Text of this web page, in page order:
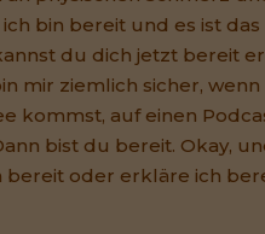
bin bereit und es ist
du dich jetzt bereit
mir ziemlich sicher,
kommst, auf einen
bist du bereit. Okay,
bereit oder erkläre ich